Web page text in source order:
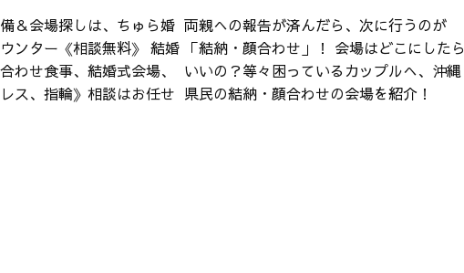
＆会場探しは、ちゅら婚
ンター《相談無料》 結婚
わせ食事、結婚式会場、
ス、指輪》相談はお任せ
両親への報告が済んだら、次に行うのが
「結納・顔合わせ」！ 会場はどこにしたら
いいの？等々困っているカップルへ、沖縄
県民の結納・顔合わせの会場を紹介！